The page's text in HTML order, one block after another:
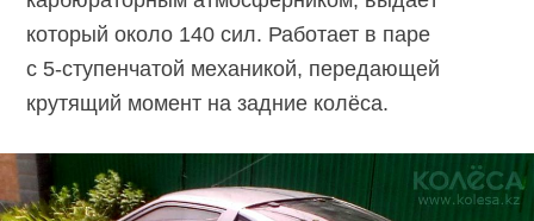
который около 140 сил. Работает в паре
с 5-ступенчатой механикой, передающей
крутящий момент на задние колёса.